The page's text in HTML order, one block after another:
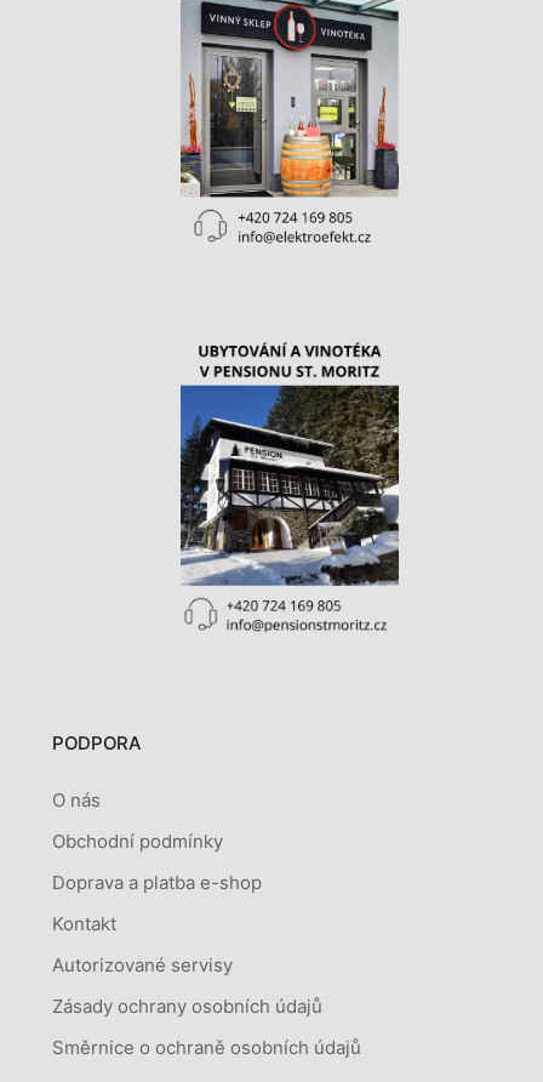
PODPORA
O nás
Obchodní podmínky
Doprava a platba e-shop
Kontakt
Autorizované servisy
Zásady ochrany osobních údajů
Směrnice o ochraně osobních údajů